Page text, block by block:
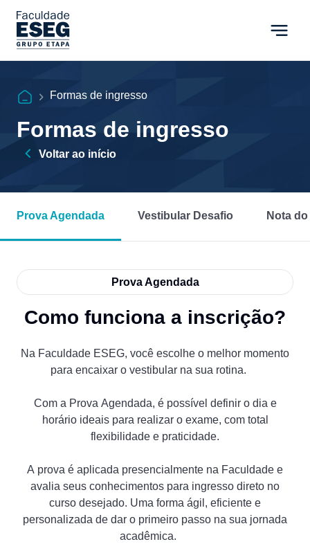
Formas de ingresso
Formas de ingresso
Voltar ao início
Prova Agendada Vestibular Desafio Nota
Prova Agendada
Como funciona a inscrição?
Na Faculdade ESEG, você escolhe o melhor momento
para encaixar o vestibular na sua rotina.
Com a Prova Agendada, é possível definir o dia e
horário ideais para realizar o exame, com total
flexibilidade e praticidade.
A prova é aplicada presencialmente na Faculdade e
avalia seus conhecimentos para ingresso direto no
curso desejado. Uma forma ágil, eficiente e
personalizada de dar o primeiro passo na sua jornada
acadêmica.